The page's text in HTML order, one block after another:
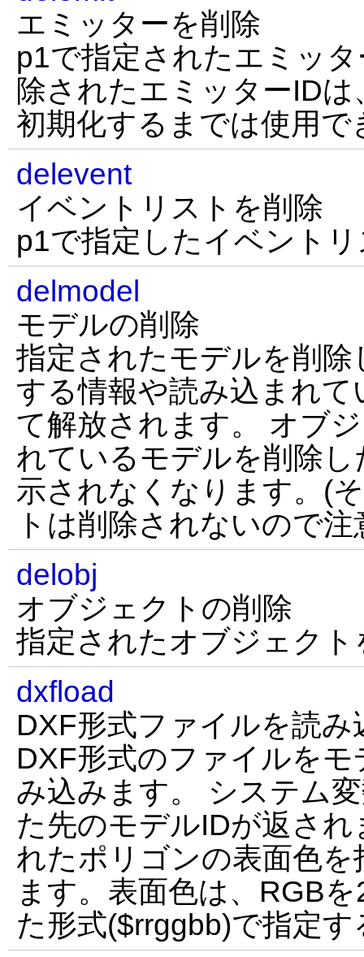
エミッターを削除
p1で指定されたエミッ
除されたエミッターID
初期化するまでは使用で
delevent
イベントリストを削除
p1で指定したイベント
delmodel
モデルの削除
指定されたモデルを削
する情報や読み込まれ
て解放されます。 オブ
れているモデルを削除
示されなくなります。(
トは削除されないので
delobj
オブジェクトの削除
指定されたオブジェク
dxfload
DXF形式ファイルを読み
DXF形式のファイルを
み込みます。 システム
た先のモデルIDが返さ
れたポリゴンの表面色
ます。表面色は、RGB
た形式($rrggbb)で指定